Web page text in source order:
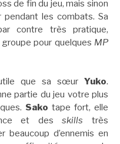
de fin du jeu, mais sinon
pendant les combats. Sa
contre très pratique,
pour quelques MP
que sa sœurYuko.
partie du jeu votre plus
Sako tape fort, elle
et desskills très
beaucoup d’ennemis en